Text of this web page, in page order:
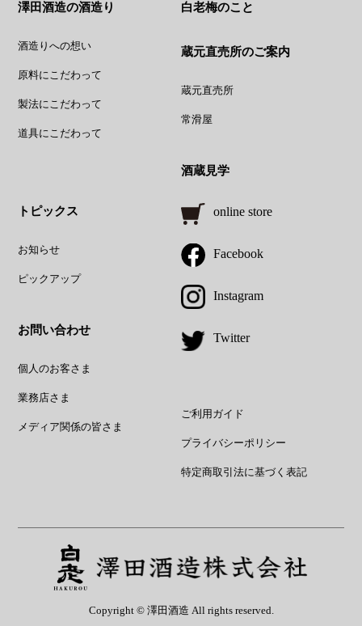
澤田酒造の酒造り
酒造りへの想い
原料にこだわって
製法にこだわって
道具にこだわって
白老梅のこと
蔵元直売所のご案内
蔵元直売所
常滑屋
酒蔵見学
トピックス
お知らせ
ピックアップ
お問い合わせ
個人のお客さま
業務店さま
メディア関係の皆さま
online store
Facebook
Instagram
Twitter
ご利用ガイド
プライバシーポリシー
特定商取引法に基づく表記
Copyright © 澤田酒造 All rights reserved.